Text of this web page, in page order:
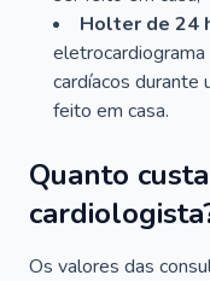
Holter de 24
cardíacos durante
feito em casa.
Quanto
Os valores das